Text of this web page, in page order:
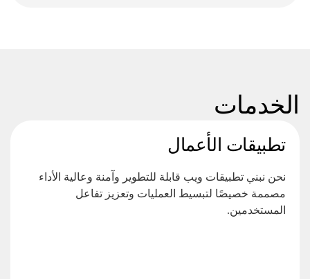
الخدمات
تطبيقات الأعمال
نحن نبني تطبيقات ويب قابلة للتطوير وآمنة وعالية الأداء
مصممة خصيصًا لتبسيط العمليات وتعزيز تفاعل
المستخدمين.